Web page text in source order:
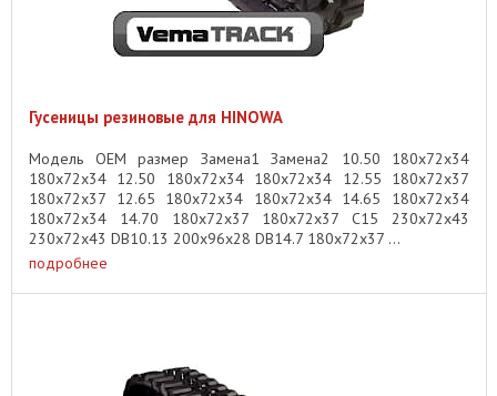
Гусеницы резиновые для HINOWA
Модель OEM размер Замена1 Замена2 10.50 180x72x34
180x72x34 12.50 180x72x34 180x72x34 12.55 180x72x37
180x72x37 12.65 180x72x34 180x72x34 14.65 180x72x34
180x72x34 14.70 180x72x37 180x72x37 C15 230x72x43
230x72x43 DB10.13 200x96x28 DB14.7 180x72x37 ...
подробнее